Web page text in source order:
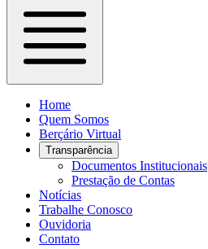
Home
Quem Somos
Berçário Virtual
Transparência
Documentos Institucionais
Prestação de Contas
Notícias
Trabalhe Conosco
Ouvidoria
Contato